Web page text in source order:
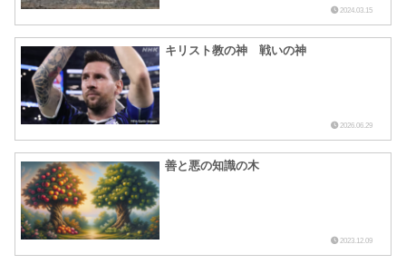
2024.03.15
キリスト教の神 戦いの神
2026.06.29
善と悪の知識の木
2023.12.09